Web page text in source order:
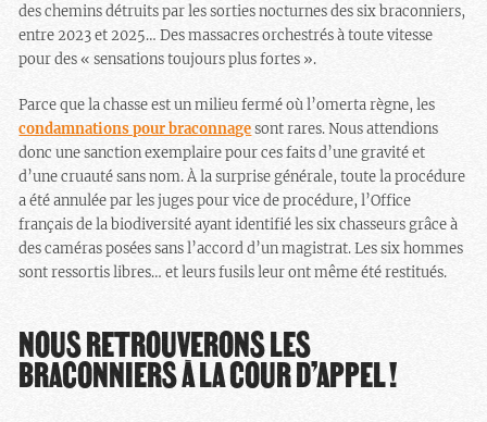
des chemins détruits par les sorties nocturnes des six braconniers,
entre 2023 et 2025… Des massacres orchestrés à toute vitesse
pour des « sensations toujours plus fortes ».
Parce que la chasse est un milieu fermé où l’omerta règne, les
condamnations pour braconnagesont rares. Nous attendions
donc une sanction exemplaire pour ces faits d’une gravité et
d’une cruauté sans nom. À la surprise générale, toute la procédure
a été annulée par les juges pour vice de procédure, l’Office
français de la biodiversité ayant identifié les six chasseurs grâce à
des caméras posées sans l’accord d’un magistrat. Les six hommes
sont ressortis libres… et leurs fusils leur ont même été restitués.
NOUS RETROUVERONS LES
BRACONNIERS À LA COUR D’APPEL !